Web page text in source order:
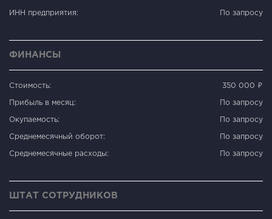
ИНН предприятия: По запросу
ФИНАНСЫ
Стоимость: 350 000 ₽
Прибыль в месяц: По запросу
Окупаемость: По запросу
Среднемесячный оборот: По запросу
Среднемесячные расходы: По запросу
ШТАТ СОТРУДНИКОВ